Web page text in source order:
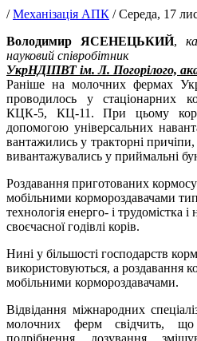
/ Механізація АПК /Середа, 17
Володимир ЯСЕНЕЦЬКИЙ,
науковий співробітник
УкрНДІПВТ ім. Л. Погорілого,
Раніше на молочних фермах
проводилось у стаціонарних
КЦК-5, КЦ-11. При цьому
допомогою універсальних
вантажились у тракторні причіпи,
вивантажувались у приймальні
Роздавання приготованих
мобільними кормороздавачами
технологія енерго- і трудомістка і
своєчасної годівлі корів.
Нині у більшості господарств
використовуються, а роздавання
мобільними кормороздавачами.
Відвідання міжнародних
молочних ферм свідчить,